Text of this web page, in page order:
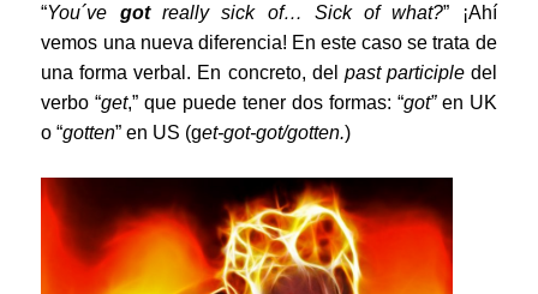
“You´ve gotreally sick of… Sick of what?” ¡Ahí
vemos una nueva diferencia! En este caso se trata de
una forma verbal. En concreto, del past participledel
verbo “get,” que puede tener dos formas: “got”en UK
o “gotten” en US (get-got-got/gotten.)